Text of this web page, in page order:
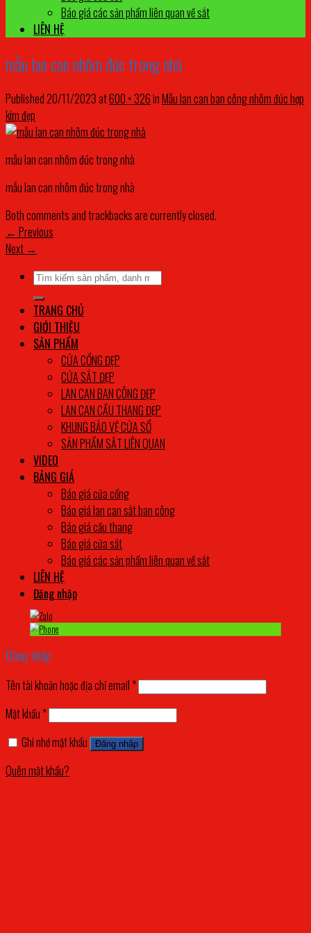
Báo giá các sản phẩm liên quan về sắt
LIÊN HỆ
mẫu lan can nhôm đúc trong nhà
Published20/11/2023at600 × 326inMẫu lan can ban công nhôm đúc hợp
kim đẹp
mẫu lan can nhôm đúc trong nhà
mẫu lan can nhôm đúc trong nhà
Both comments and trackbacks are currently closed.
← Previous
Next →
Tìm
kiếm:
TRANG CHỦ
GIỚI THIỆU
SẢN PHẨM
CỬA CỔNG ĐẸP
CỬA SẮT ĐẸP
LAN CAN BAN CÔNG ĐẸP
LAN CAN CẦU THANG ĐẸP
KHUNG BẢO VỆ CỬA SỔ
SẢN PHẨM SẮT LIÊN QUAN
VIDEO
BẢNG GIÁ
Báo giá cửa cổng
Báo giá lan can sắt ban công
Báo giá cầu thang
Báo giá cửa sắt
Báo giá các sản phẩm liên quan về sắt
LIÊN HỆ
Đăng nhập
Đăng nhập
Tên tài khoản hoặc địa chỉ email *
Mật khẩu *
Ghi nhớ mật khẩu
Đăng nhập
Quên mật khẩu?